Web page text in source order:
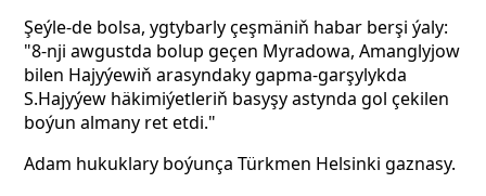
Şeýle-de bolsa, ygtybarly çeşmäniň habar berşi ýaly:
"8-nji awgustda bolup geçen Myradowa, Amanglyjow
bilen Hajyýewiň arasyndaky gapma-garşylykda
S.Hajyýew häkimiýetleriň basyşy astynda gol çekilen
boýun almany ret etdi."
Adam hukuklary boýunça Türkmen Helsinki gaznasy.